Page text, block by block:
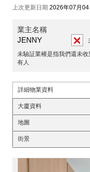
上次更新日期 2026年07月04
業主名稱
JENNY
未驗証業權是指我們還未
有人
詳細物業資料
大廈資料
地圖
街景